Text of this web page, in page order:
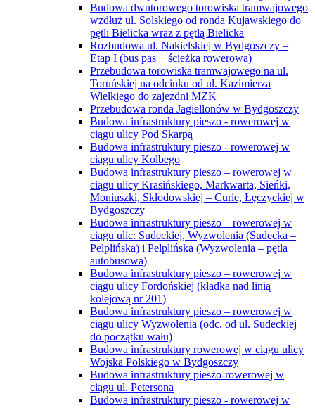
Budowa dwutorowego torowiska tramwajowego
wzdłuż ul. Solskiego od ronda Kujawskiego do
pętli Bielicka wraz z pętlą Bielicka
Rozbudowa ul. Nakielskiej w Bydgoszczy –
Etap I (bus pas + ścieżka rowerowa)
Przebudowa torowiska tramwajowego na ul.
Toruńskiej na odcinku od ul. Kazimierza
Wielkiego do zajezdni MZK
Przebudowa ronda Jagiellonów w Bydgoszczy
Budowa infrastruktury pieszo - rowerowej w
ciągu ulicy Pod Skarpą
Budowa infrastruktury pieszo - rowerowej w
ciągu ulicy Kolbego
Budowa infrastruktury pieszo – rowerowej w
ciągu ulicy Krasińskiego, Markwarta, Sieńki,
Moniuszki, Skłodowskiej – Curie, Łęczyckiej w
Bydgoszczy
Budowa infrastruktury pieszo – rowerowej w
ciągu ulic: Sudeckiej, Wyzwolenia (Sudecka –
Pelplińska) i Pelplińska (Wyzwolenia – pętla
autobusowa)
Budowa infrastruktury pieszo – rowerowej w
ciągu ulicy Fordońskiej (kładka nad linią
kolejową nr 201)
Budowa infrastruktury pieszo – rowerowej w
ciągu ulicy Wyzwolenia (odc. od ul. Sudeckiej
do początku wału)
Budowa infrastruktury rowerowej w ciągu ulicy
Wojska Polskiego w Bydgoszczy
Budowa infrastruktury pieszo-rowerowej w
ciągu ul. Petersona
Budowa infrastruktury pieszo - rowerowej w